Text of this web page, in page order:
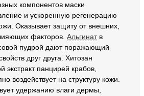
компонентов маски
и ускоренную регенерацию
Оказывает защиту от внешних,
факторов. Альгинатв
пудрой дают поражающий
друг друга. Хитозан
экстракт панцирей крабов,
воздействует на структуру кожи.
удержанию влаги дермы,